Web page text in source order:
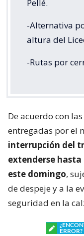
Pellé.
-Alternativa
altura del
-Rutas por
De acuerdo con
entregadas por el
interrupción del
extenderse hasta
este domingo,
de despeje y a la
seguridad en la
ERROR?